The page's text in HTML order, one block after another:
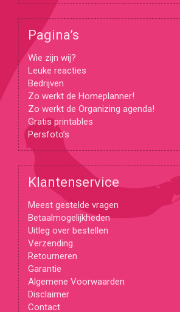
Pagina’s
Wie zijn wij?
Leuke reacties
Bedrijven
Zo werkt de Homeplanner!
Zo werkt de Organizing agenda!
Gratis printables
Persfoto’s
Klantenservice
Meest gestelde vragen
Betaalmogelijkheden
Uitleg over bestellen
Verzending
Retourneren
Garantie
Algemene Voorwaarden
Disclaimer
Contact